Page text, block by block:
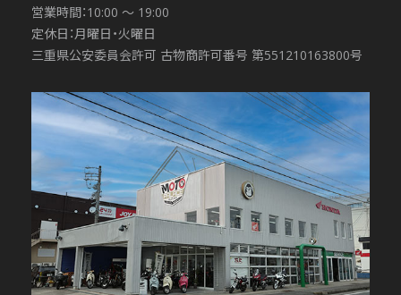
営業時間：10:00 〜 19:00
定休日：月曜日・火曜日
三重県公安委員会許可 古物商許可番号 第551210163800号